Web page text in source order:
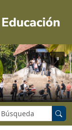
Buscar en el sitio: